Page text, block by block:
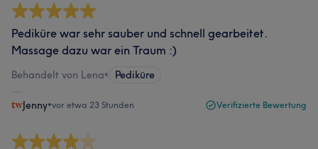
Pediküre war sehr sauber und schnell gearbeitet.
Massage dazu war ein Traum :)
Behandelt von Lena• Pediküre
Jenny•vor etwa 23 Stunden Verifizierte Bewertung